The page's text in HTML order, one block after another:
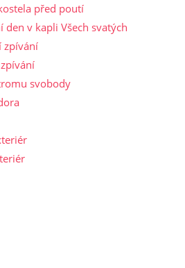
před poutí
v kapli Všech svatých
zpívání
svobody